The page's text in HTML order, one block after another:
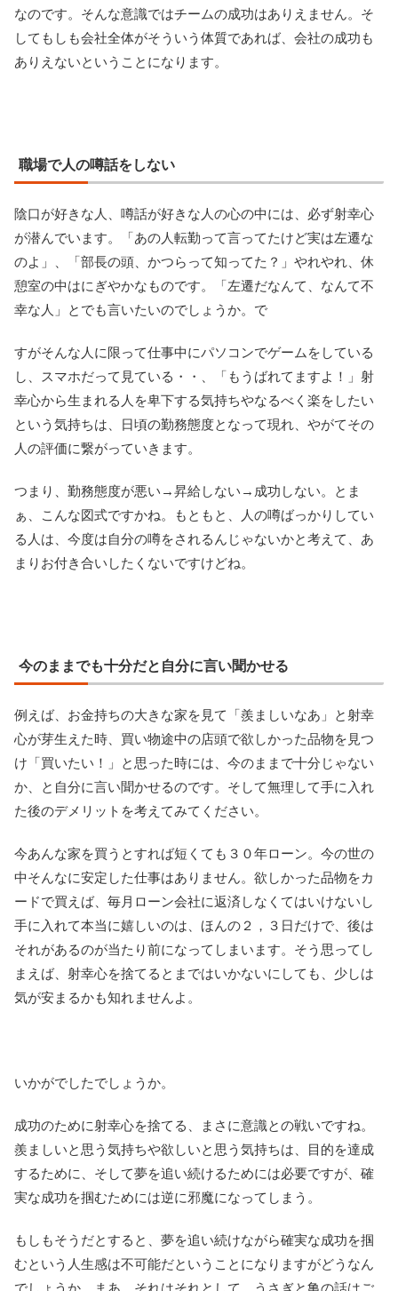
なのです。そんな意識ではチームの成功はありえません。そ
してもしも会社全体がそういう体質であれば、会社の成功も
ありえないということになります。
職場で人の噂話をしない
陰口が好きな人、噂話が好きな人の心の中には、必ず射幸心
が潜んでいます。「あの人転勤って言ってたけど実は左遷な
のよ」、「部長の頭、かつらって知ってた？」やれやれ、休
憩室の中はにぎやかなものです。「左遷だなんて、なんて不
幸な人」とでも言いたいのでしょうか。で
すがそんな人に限って仕事中にパソコンでゲームをしている
し、スマホだって見ている・・、「もうばれてますよ！」射
幸心から生まれる人を卑下する気持ちやなるべく楽をしたい
という気持ちは、日頃の勤務態度となって現れ、やがてその
人の評価に繋がっていきます。
つまり、勤務態度が悪い→昇給しない→成功しない。とま
ぁ、こんな図式ですかね。もともと、人の噂ばっかりしてい
る人は、今度は自分の噂をされるんじゃないかと考えて、あ
まりお付き合いしたくないですけどね。
今のままでも十分だと自分に言い聞かせる
例えば、お金持ちの大きな家を見て「羨ましいなあ」と射幸
心が芽生えた時、買い物途中の店頭で欲しかった品物を見つ
け「買いたい！」と思った時には、今のままで十分じゃない
か、と自分に言い聞かせるのです。そして無理して手に入れ
た後のデメリットを考えてみてください。
今あんな家を買うとすれば短くても３０年ローン。今の世の
中そんなに安定した仕事はありません。欲しかった品物をカ
ードで買えば、毎月ローン会社に返済しなくてはいけないし
手に入れて本当に嬉しいのは、ほんの２，３日だけで、後は
それがあるのが当たり前になってしまいます。そう思ってし
まえば、射幸心を捨てるとまではいかないにしても、少しは
気が安まるかも知れませんよ。
いかがでしたでしょうか。
成功のために射幸心を捨てる、まさに意識との戦いですね。
羨ましいと思う気持ちや欲しいと思う気持ちは、目的を達成
するために、そして夢を追い続けるためには必要ですが、確
実な成功を掴むためには逆に邪魔になってしまう。
もしもそうだとすると、夢を追い続けながら確実な成功を掴
むという人生感は不可能だということになりますがどうなん